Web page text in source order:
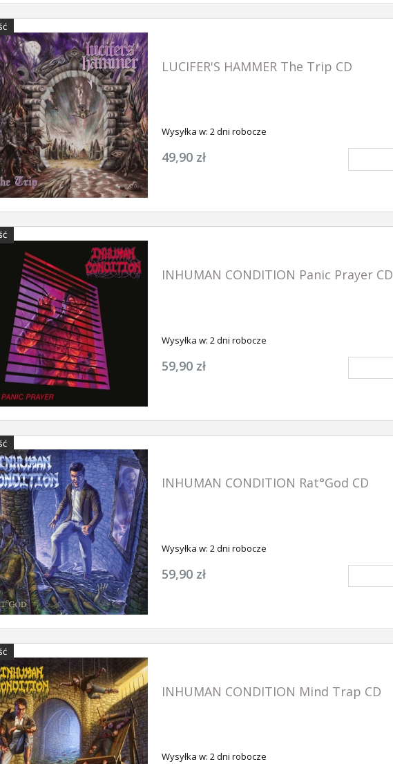
LUCIFER'S HAMMER The Trip CD
Wysyłka w: 2 dni robocze
49,90 zł
INHUMAN CONDITION Panic Prayer CD
Wysyłka w: 2 dni robocze
59,90 zł
INHUMAN CONDITION Rat°God CD
Wysyłka w: 2 dni robocze
59,90 zł
INHUMAN CONDITION Mind Trap CD
Wysyłka w: 2 dni robocze